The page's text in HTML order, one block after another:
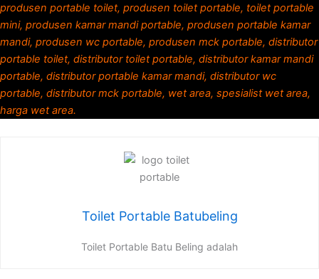
produsen portable toilet, produsen toilet portable, toilet portable
mini, produsen kamar mandi portable, produsen portable kamar
mandi, produsen wc portable, produsen mck portable, distributor
portable toilet, distributor toilet portable, distributor kamar mandi
portable, distributor portable kamar mandi, distributor wc
portable, distributor mck portable, wet area, spesialist wet area,
harga wet area.
Toilet Portable Batubeling
Toilet Portable Batu Beling adalah